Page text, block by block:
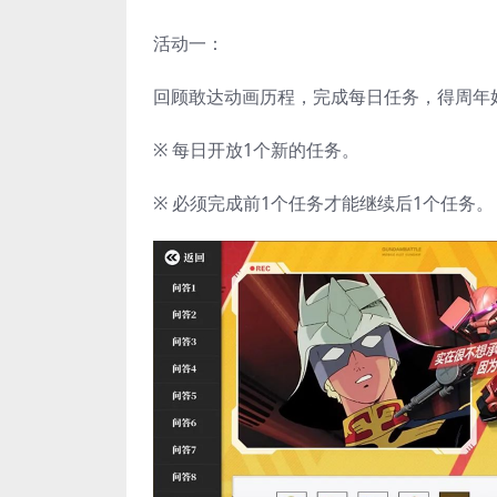
活动一：
回顾敢达动画历程，完成每日任务，得周年
※ 每日开放1个新的任务。
※ 必须完成前1个任务才能继续后1个任务。